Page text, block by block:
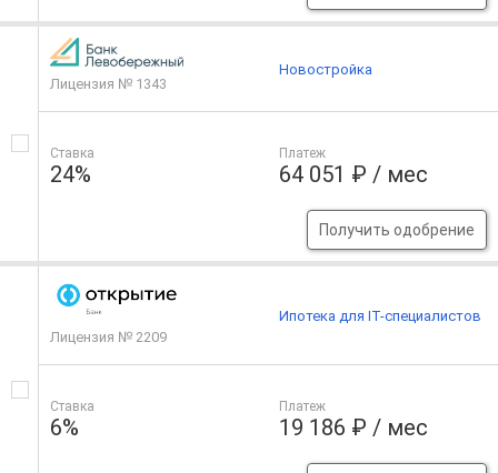
Лицензия № 1343
Ставка
24%
Платеж
64 051 ₽ / мес
Получить одобрение
Новостройка
Лицензия № 2209
Ставка
6%
Платеж
19 186 ₽ / мес
Ипотека для IT-специалистов